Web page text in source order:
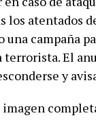
los atentados
una campaña
terrorista. El
y